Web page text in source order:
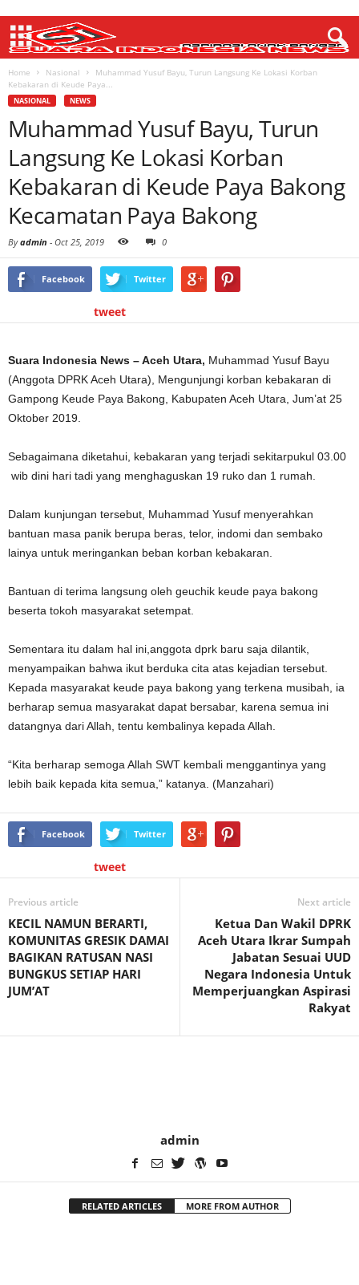
Home Nasional
Muhammad Yusuf Bayu, Turun Langsung Ke Lokasi Korban
Kebakaran di Keude Paya...
NASIONAL NEWS
Muhammad Yusuf Bayu, Turun
Langsung Ke Lokasi Korban
Kebakaran di Keude Paya Bakong
Kecamatan Paya Bakong
Byadmin - Oct 25, 2019 0
Facebook Twitter
tweet
Suara Indonesia News – Aceh Utara, Muhammad Yusuf Bayu
(Anggota DPRK Aceh Utara), Mengunjungi korban kebakaran di
Gampong Keude Paya Bakong, Kabupaten Aceh Utara, Jum’at 25
Oktober 2019.
Sebagaimana diketahui, kebakaran yang terjadi sekitarpukul 03.00
wib dini hari tadi yang menghaguskan 19 ruko dan 1 rumah.
Dalam kunjungan tersebut, Muhammad Yusuf menyerahkan
bantuan masa panik berupa beras, telor, indomi dan sembako
lainya untuk meringankan beban korban kebakaran.
Bantuan di terima langsung oleh geuchik keude paya bakong
beserta tokoh masyarakat setempat.
Sementara itu dalam hal ini,anggota dprk baru saja dilantik,
menyampaikan bahwa ikut berduka cita atas kejadian tersebut.
Kepada masyarakat keude paya bakong yang terkena musibah, ia
berharap semua masyarakat dapat bersabar, karena semua ini
datangnya dari Allah, tentu kembalinya kepada Allah.
“Kita berharap semoga Allah SWT kembali menggantinya yang
lebih baik kepada kita semua,” katanya. (Manzahari)
Facebook Twitter
tweet
Previous article
KECIL NAMUN BERARTI,
KOMUNITAS GRESIK DAMAI
BAGIKAN RATUSAN NASI
BUNGKUS SETIAP HARI
JUM’AT
Next article
Ketua Dan Wakil DPRK
Aceh Utara Ikrar Sumpah
Jabatan Sesuai UUD
Negara Indonesia Untuk
Memperjuangkan Aspirasi
Rakyat
admin
RELATED ARTICLES MORE FROM AUTHOR